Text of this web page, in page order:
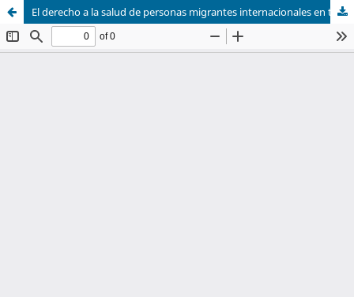
El derecho a la salud de personas migrantes internacionales en tránsito por México